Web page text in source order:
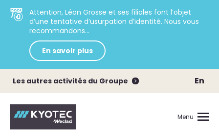
Attention, Léon Grosse et ses filiales font l’objet
d’une tentative d’usurpation d’identité. Nous vous
recommandons...
En savoir plus
Les autres activités du Groupe En
Menu